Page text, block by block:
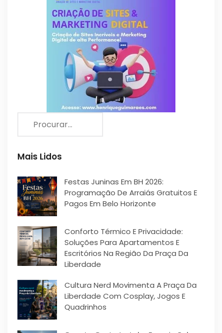
Mais Lidos
Festas Juninas Em BH 2026:
Programação De Arraiás Gratuitos E
Pagos Em Belo Horizonte
Conforto Térmico E Privacidade:
Soluções Para Apartamentos E
Escritórios Na Região Da Praça Da
Liberdade
Cultura Nerd Movimenta A Praça Da
Liberdade Com Cosplay, Jogos E
Quadrinhos